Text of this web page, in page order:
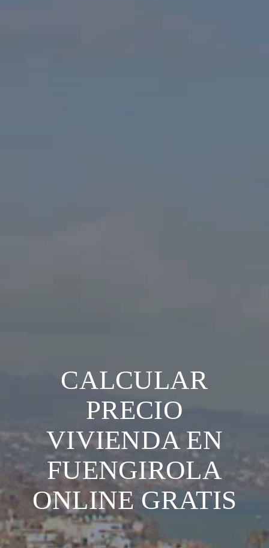
CALCULAR
PRECIO
VIVIENDA EN
FUENGIROLA
ONLINE GRATIS